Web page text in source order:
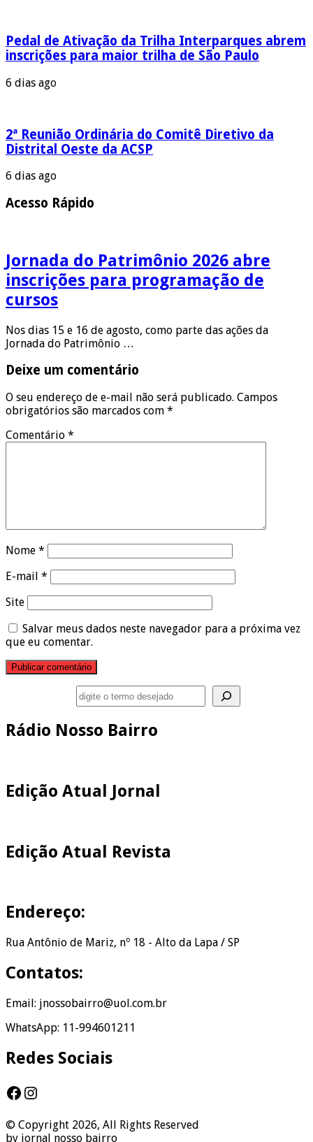
Pedal de Ativação da Trilha Interparques abrem
inscrições para maior trilha de São Paulo
6 dias ago
2ª Reunião Ordinária do Comitê Diretivo da
Distrital Oeste da ACSP
6 dias ago
Acesso Rápido
Jornada do Patrimônio 2026 abre
inscrições para programação de
cursos
Nos dias 15 e 16 de agosto, como parte das ações da
Jornada do Patrimônio …
Deixe um comentário
O seu endereço de e-mail não será publicado. Campos
obrigatórios são marcados com *
Comentário *
Nome *
E-mail *
Site
Salvar meus dados neste navegador para a próxima vez
que eu comentar.
Rádio Nosso Bairro
Edição Atual Jornal
Edição Atual Revista
Endereço:
Rua Antônio de Mariz, nº 18 - Alto da Lapa / SP
Contatos:
Email: jnossobairro@uol.com.br
WhatsApp: 11-994601211
Redes Sociais
Facebook
Instagram
© Copyright 2026, All Rights Reserved
by jornal nosso bairro